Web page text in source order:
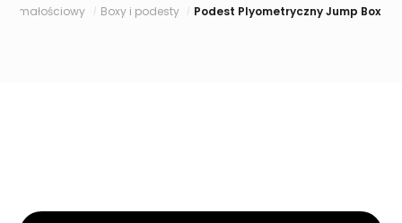
/ Boxy i podesty / Podest Plyometryczny Jump Box